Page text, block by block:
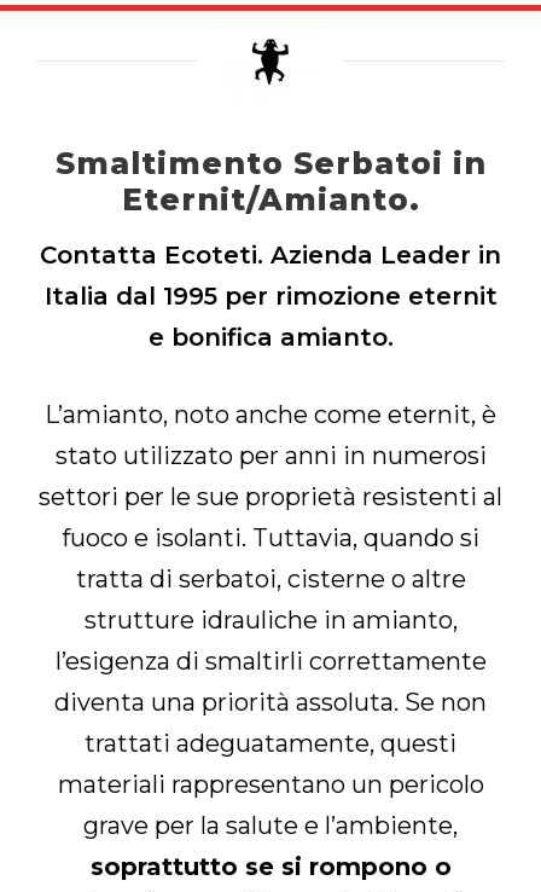
Smaltimento Serbatoi in
Eternit/Amianto.
Contatta Ecoteti. Azienda Leader in
Italia dal 1995 per rimozione eternit
e bonifica amianto.
L’amianto, noto anche come eternit, è
stato utilizzato per anni in numerosi
settori per le sue proprietà resistenti al
fuoco e isolanti. Tuttavia, quando si
tratta di serbatoi, cisterne o altre
strutture idrauliche in amianto,
l’esigenza di smaltirli correttamente
diventa una priorità assoluta. Se non
trattati adeguatamente, questi
materiali rappresentano un pericolo
grave per la salute e l’ambiente,
soprattutto se si rompono o